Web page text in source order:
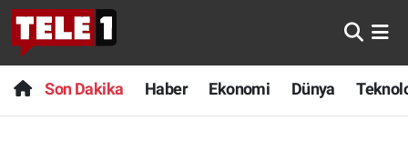
Son Dakika Haber Ekonomi Dünya
Anında Manşet
Başka Sohbetler
Son Dakika
Haber
Nöbetçi Eczaneler
Hava Durumu